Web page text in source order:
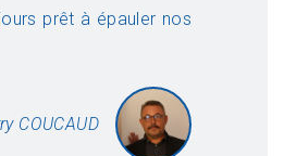
prêt à épauler nos
COUCAUD